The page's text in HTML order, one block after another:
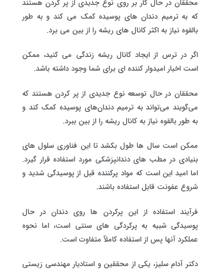
محققان در حال کار بر روی نوع جدیدی از پر کردن هستند
که به ترمیم دندان های پوسیده کمک می کند و به طور
بالقوه نیاز به اکثر کانال های ریشه را از بین می برد.
اگر در ترس از ایجاد کانال ریشه زندگی می کنید، ممکن
است اخبار امیدوار کننده ای برای شما وجود داشته باشد.
محققان در حال توسعه نوع جدیدی از پر کردن هستند که
می‌گویند می‌تواند به ترمیم دندان‌های پوسیده کمک کند و
به طور بالقوه نیاز به کانال ریشه را از بین ببرد.
ممکن است سال ها طول بکشد تا این فناوری سلول های
بنیادی در مطب های دندانپزشکی مورد استفاده قرار گیرد.
اما امید این است که مواد پرکننده قبل از پوسیدگی شدید و
شروع عفونت قابل استفاده باشند.
فرآیند استفاده از این پرکردن ها روی دندان در حال
پوسیدگی شبیه به پرکردگی های سنتی است، اما نحوه
عملکرد آنها پس از استفاده کاملاً متفاوت است.
دکتر آدام سلیز، یکی از محققین و استادیار مهندسی زیستی